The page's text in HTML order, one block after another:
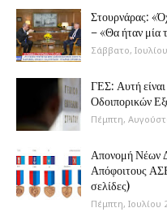
Στουρνάρας:
– «Θα ήταν
Σάββατο,
ΓΕΣ: Αυτή
Οδοιπορικών
Πέμπτη,
Απονομή Νέων
Απόφοιτους
σελίδες)
Πέμπτη, Ιουλίου